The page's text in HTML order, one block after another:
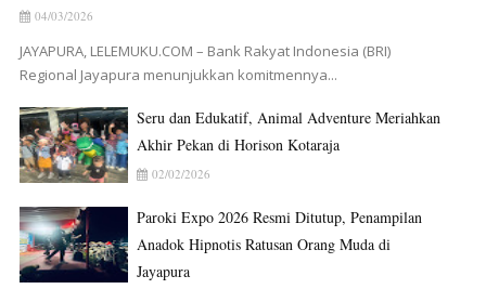
04/03/2026
JAYAPURA, LELEMUKU.COM – Bank Rakyat Indonesia (BRI)
Regional Jayapura menunjukkan komitmennya...
Seru dan Edukatif, Animal Adventure Meriahkan
Akhir Pekan di Horison Kotaraja
02/02/2026
Paroki Expo 2026 Resmi Ditutup, Penampilan
Anadok Hipnotis Ratusan Orang Muda di
Jayapura